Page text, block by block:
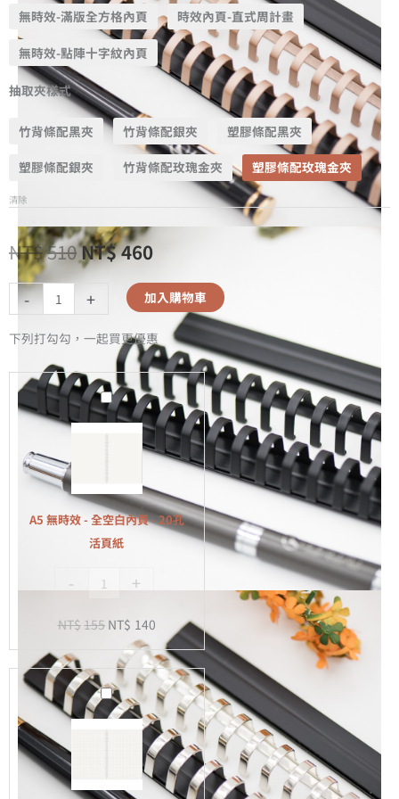
無時效-滿版全方格內頁 時效內頁-直式周計畫
無時效-點陣十字紋內頁
抽取夾樣式
竹背條配黑夾 竹背條配銀夾 塑膠條配黑夾
塑膠條配銀夾 竹背條配玫瑰金夾 塑膠條配玫瑰金夾
清除
NT$510NT$460
- + 加入購物車
下列打勾勾，一起買更優惠
A5
無
效
-
全
空
內
-
活
頁
A5 無時效 - 全空白內頁 - 20孔
活頁紙
- +
NT$155 NT$ 140
A5
無
效
-